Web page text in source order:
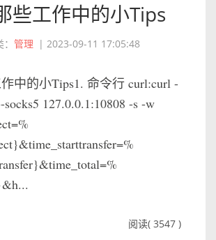
些工作中的小Tips
管理 | 2023-09-11 17:05:48
中的小Tips1. 命令行 curl:curl -
127.0.0.1:10808 -s -w
阅读( 3547 )